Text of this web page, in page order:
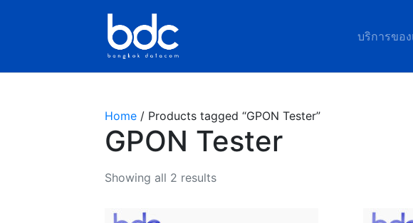
บริการของ
Home / Products tagged “GPON Tester”
GPON Tester
Showing all 2 results